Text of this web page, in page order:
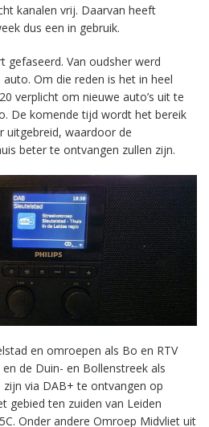
kanalen vrij. Daarvan heeft
dus een in gebruik.
gefaseerd. Van oudsher werd
Om die reden is het in heel
verplicht om nieuwe auto’s uit te
De komende tijd wordt het bereik
uitgebreid, waardoor de
beter te ontvangen zullen zijn.
en omroepen als Bo en RTV
de Duin- en Bollenstreek als
via DAB+ te ontvangen op
gebied ten zuiden van Leiden
Onder andere Omroep Midvliet uit